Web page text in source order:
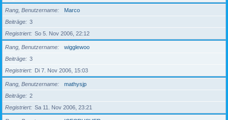
Rang, Benutzername
Marco
Beiträge
3
Registriert
So 5. Nov 2006, 22:12
Rang, Benutzername
wigglewoo
Beiträge
3
Registriert
Di 7. Nov 2006, 15:03
Rang, Benutzername
mathysjp
Beiträge
2
Registriert
Sa 11. Nov 2006, 23:21